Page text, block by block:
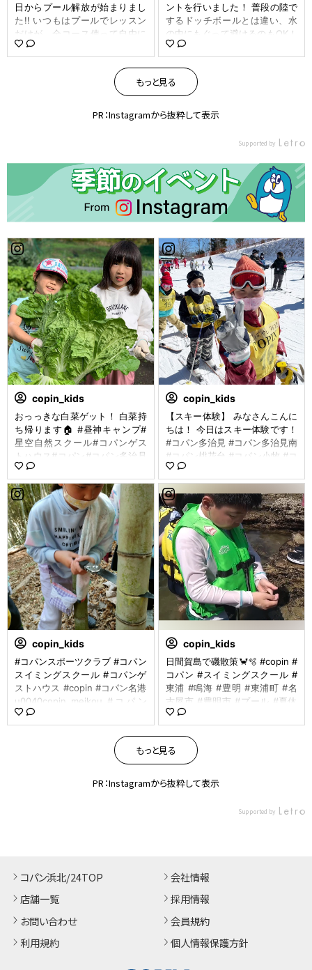
日からプール解放が始まりまし
た!! いつもはプールでレッスン
だけが、全コース使って自由に
遊べます(✿´༥`✿) 最初は不安そ
うだったお友達も 最後にはみん
な笑顔☺ たくさん遊んだね🎶
まだまだ予約受付中!! 詳しくは
ホームページをご覧下さいm(_
_)m キッズスイミングの無料体
ーツクラブ #コパンスポーツク
ラブさかえ #スイミングスクー
ル #キッズ習い事 #プールイベ
ントを行いました！ 普段の陸で
するドッチボールとは違い、水
の中にもぐって避けるのもOK！
しかし水の中なので動きにくく
ボールは避けにくかったです ル
ールは王様ドッチを採用しまし
た。 チームで1人多様を決めて
相手の王様を当てた方の勝ちと
言うルールです 1時間半しまし
遊んでくれました！ #コパンビ
ティ店 #コパンスポーツクラブ
#コパンスイミングスクール #コ
パンスイミング #スイミング #
スポーツクラブ #イベント#水中
ドッヂボール#copin_so1009
もっと見る
PR：Instagramから抜粋して表示
Supported by
copin_kids
おっっきな白菜ゲット！ 白菜持
ち帰ります🏠 #昼神キャンプ#
星空自然スクール#コパンゲス
トハウス#コパン#コパン多治見
#コパン多治見南#秋キャンプ#
白菜#収穫
copin_kids
【スキー体験】 みなさんこんに
ちは！ 今日はスキー体験です！
#コパン多治見 #コパン多治見南
#コパン桃花台 #コパン小牧 #コ
パン土岐 #コパン中津川 のお子
様たちです！！ とても晴れてま
す！ 「あつい〜！」とみんな言
ってます！ が、現地の気温は-3
度です😂 がんばれ〜！！！ #コ
パンスポーツクラブ #ヘブンス
そのはら⁡ #スキー #スキーイベ
ント⁡ #スキーレッスン #雪合戦
#集合写真 #copin_yy0315
copin_kids
#コパンスポーツクラブ⁡⁡⁡⁡ #コパン
スイミングスクール⁡ #コパンゲ
ストハウス⁡ ⁡#copin⁡ #コパン名港⁡
u0040copin_meikou⁡ #コパン
名古屋南⁡ u0040copin_nagoya
minami⁡ ⁡ #お泊まり⁡ #キャンプ⁡ #
春休み⁡ #新年度⁡ ⁡ #昼神⁡ #阿智村⁡
#温泉⁡⁡ ⁡⁡⁡ ⁡#春の⁡ ⁡#工作 ⁡#竹切り⁡⁡ ⁡#
ギコギコ⁡ ⁡⁡ #⁡果たして⁡ ⁡#切った ⁡#
竹は⁡ ⁡#何になるのか⁡ ⁡ #copin_to
copin_kids
日間賀島で磯散策🦀🫧 #copin #
コパン #スイミングスクール #
東浦 #鳴海 #豊明 #東浦町 #名
古屋市 #豊明市 #プール #夏休
み #遠足 #海 #日間賀島 #キッ
ズアドベンチャー #子どもの笑
顔 #磯散策 @copin_kids #copi
n_mk0906
もっと見る
PR：Instagramから抜粋して表示
Supported by
コパン浜北/24TOP
店舗一覧
お問い合わせ
利用規約
会社情報
採用情報
会員規約
個人情報保護方針